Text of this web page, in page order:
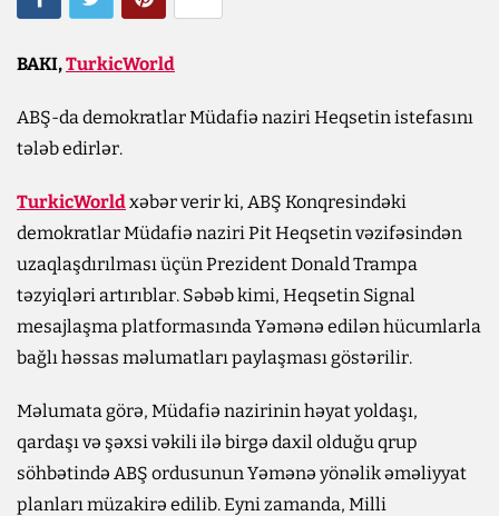
BAKI,TurkicWorld
ABŞ-da demokratlar Müdafiə naziri Heqsetin istefasını
tələb edirlər.
TurkicWorldxəbər verir ki, ABŞ Konqresindəki
demokratlar Müdafiə naziri Pit Heqsetin vəzifəsindən
uzaqlaşdırılması üçün Prezident Donald Trampa
təzyiqləri artırıblar. Səbəb kimi, Heqsetin Signal
mesajlaşma platformasında Yəmənə edilən hücumlarla
bağlı həssas məlumatları paylaşması göstərilir.
Məlumata görə, Müdafiə nazirinin həyat yoldaşı,
qardaşı və şəxsi vəkili ilə birgə daxil olduğu qrup
söhbətində ABŞ ordusunun Yəmənə yönəlik əməliyyat
planları müzakirə edilib. Eyni zamanda, Milli